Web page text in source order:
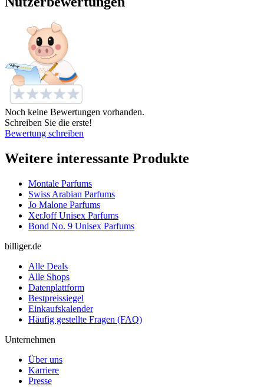
Noch keine Bewertungen vorhanden.
Schreiben Sie die erste!
Bewertung schreiben
Weitere interessante Produkte
Montale Parfums
Swiss Arabian Parfums
Jo Malone Parfums
XerJoff Unisex Parfums
Bond No. 9 Unisex Parfums
billiger.de
Alle Deals
Alle Shops
Datenplattform
Bestpreissiegel
Einkaufskalender
Häufig gestellte Fragen (FAQ)
Unternehmen
Über uns
Karriere
Presse